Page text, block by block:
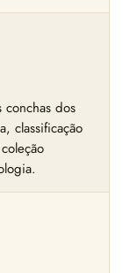
dos
classificação